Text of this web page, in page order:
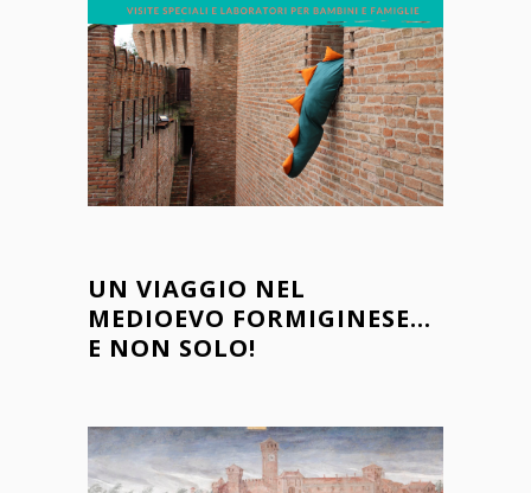
UN VIAGGIO NEL
MEDIOEVO FORMIGINESE…
E NON SOLO!